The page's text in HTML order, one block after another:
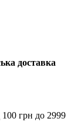
доставка
100 грн до 2999